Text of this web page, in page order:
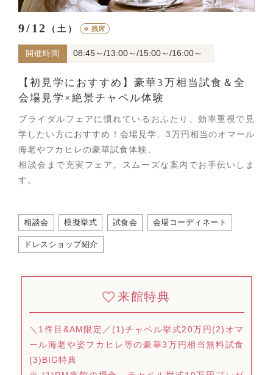
9/12 （土） ○ 残席
開催時間 08:45～/13:00～/15:00～/16:00～
【初見学におすすめ】豪華3万相当試食＆全
会場見学×絶景チャペル体験
ブライダルフェアに慣れているおふたり、効率重視で見
学したい方におすすめ！会場見学、3万円相当のオマール
海老やフカヒレの豪華試食体験、
相談会まで充実フェア。スムーズな案内でお手伝いしま
す。
相談会 模擬挙式 試食会 会場コーディネート
ドレスショップ紹介
来館特典
＼1件目&AM限定／(1)チャペル挙式20万円(2)オマ
ール海老や姿フカヒレ等の豪華3万円相当無料試食
(3)BIG特典